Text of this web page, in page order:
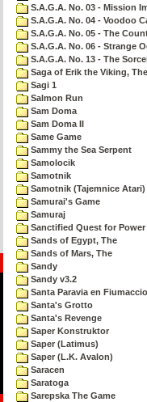
S.A.G.A. No. 03 - Mission
S.A.G.A. No. 04 - Voodoo
S.A.G.A. No. 05 - The
S.A.G.A. No. 06 - Strange
S.A.G.A. No. 13 - The
Saga of Erik the Viking, The
Sagi 1
Salmon Run
Sam Doma
Sam Doma II
Same Game
Sammy the Sea Serpent
Samolocik
Samotnik
Samotnik (Tajemnice Atari)
Samurai's Game
Samuraj
Sanctified Quest for Power
Sands of Egypt, The
Sands of Mars, The
Sandy
Sandy v3.2
Santa Paravia en Fiumaccio
Santa's Grotto
Santa's Revenge
Saper Konstruktor
Saper (Latimus)
Saper (L.K. Avalon)
Saracen
Saratoga
Sarepska The Game